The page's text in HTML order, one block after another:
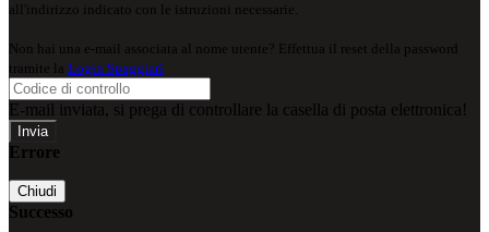
all'indirizzo indicato con le istruzioni necessarie.
Non hai una e-mail associata al nome utente? Effettua il reset della password
tramite la Login Spaggiari
E-mail inviata, si prega di controllare la casella di posta elettronica!
Errore
Chiudi
Successo